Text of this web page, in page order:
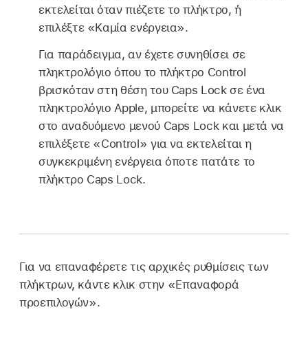
εκτελείται όταν πιέζετε το πλήκτρο, ή
επιλέξτε «Καμία ενέργεια».
Για παράδειγμα, αν έχετε συνηθίσει σε
πληκτρολόγιο όπου το πλήκτρο Control
βρισκόταν στη θέση του Caps Lock σε ένα
πληκτρολόγιο Apple, μπορείτε να κάνετε κλικ
στο αναδυόμενο μενού Caps Lock και μετά να
επιλέξετε «Control» για να εκτελείται η
συγκεκριμένη ενέργεια όποτε πατάτε το
πλήκτρο Caps Lock.
Για να επαναφέρετε τις αρχικές ρυθμίσεις των
πλήκτρων, κάντε κλικ στην «Επαναφορά
προεπιλογών».